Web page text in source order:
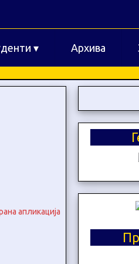
▾ Архива
апликација